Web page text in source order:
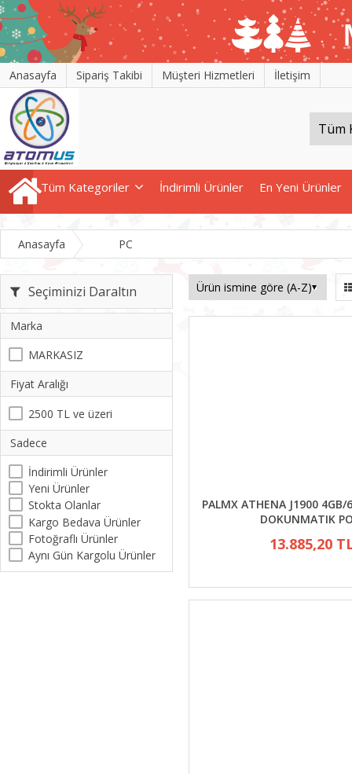
Anasayfa Sipariş Takibi Müşteri Hizmetleri İletişim
Tüm Kategoriler İndirimli Ürünler En Yeni Ürünler
Anasayfa PC
Seçiminizi Daraltın
Marka
MARKASIZ
Fiyat Aralığı
2500 TL ve üzeri
Sadece
İndirimli Ürünler
Yeni Ürünler
Stokta Olanlar
Kargo Bedava Ürünler
Fotoğraflı Ürünler
Aynı Gün Kargolu Ürünler
PALMX ATHENA J1900 4GB/
DOKUNMATIK
13.885,20